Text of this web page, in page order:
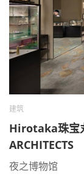
建筑
Hirotaka珠宝
ARCHITECTS
夜之博物馆